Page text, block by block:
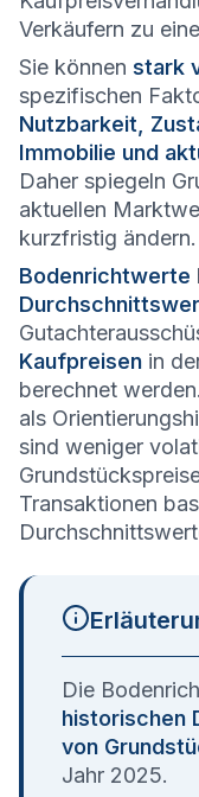
Verkäufern zu
Sie können stark
spezifischen
Nutzbarkeit,
Immobilie und
Daher spiegeln
aktuellen
kurzfristig ändern.
Bodenrichtwerte
Kaufpreisen in
berechnet
als
sind weniger
Transaktionen
Die
historischen
von
Jahr 2025.